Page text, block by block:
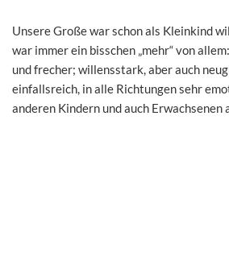
Unsere Große war schon als Kleinkind
war immer ein bisschen „mehr“ von
und frecher; willensstark, aber auch
einfallsreich, in alle Richtungen sehr
anderen Kindern und auch Erwachsenen